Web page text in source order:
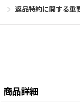
返品特約に関する重
商品詳細